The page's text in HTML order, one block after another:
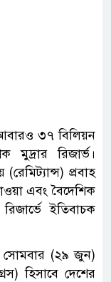
৩৭ বিলিয়ন
মুদ্রার রিজার্ভ।
প্রবাহ
এবং বৈদেশিক
ইতিবাচক
সোমবার (২৯ জুন)
হিসাবে দেশের